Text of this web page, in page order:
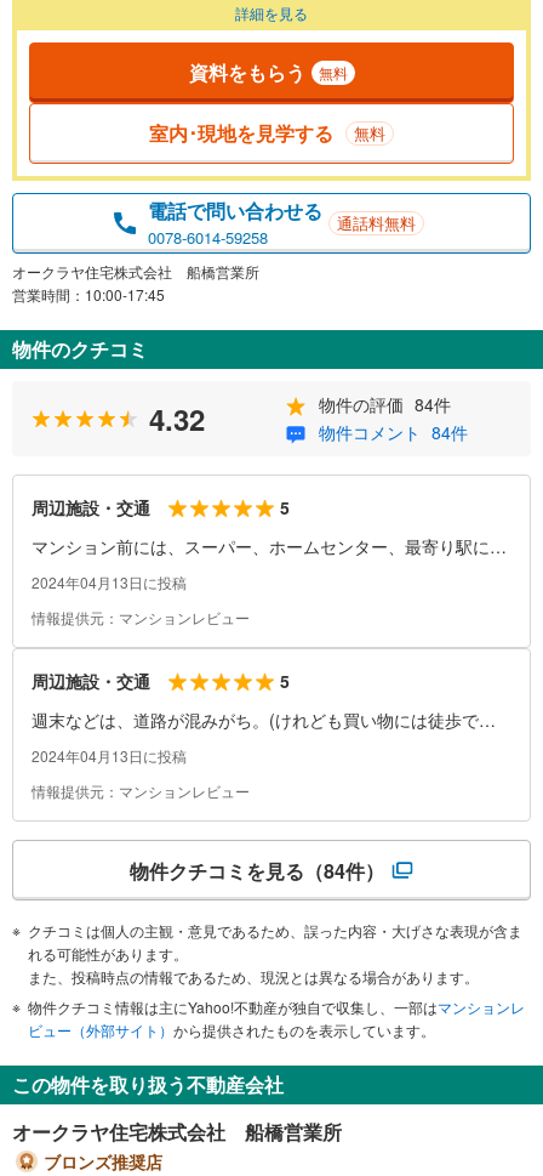
詳細を見る
資料をもらう 無料
室内･現地を見学する 無料
電話で問い合わせる
0078-6014-59258
通話料無料
オークラヤ住宅株式会社 船橋営業所
営業時間：10:00-17:45
物件のクチコミ
4.32 物件の評価 84件
物件コメント 84件
周辺施設・交通
5
マンション前には、スーパー、ホームセンター、最寄り駅には
大きなショッピングセンターがあり、買い物は大変便利。
2024年04月13日に投稿
情報提供元：マンションレビュー
周辺施設・交通
5
週末などは、道路が混みがち。(けれども買い物には徒歩で行
ける)
2024年04月13日に投稿
情報提供元：マンションレビュー
物件クチコミを見る （84件）
クチコミは個人の主観・意見であるため、誤った内容・大げさな表現が含ま
れる可能性があります。
また、投稿時点の情報であるため、現況とは異なる場合があります。
物件クチコミ情報は主にYahoo!不動産が独自で収集し、一部はマンションレ
ビュー（外部サイト） から提供されたものを表示しています。
この物件を取り扱う不動産会社
オークラヤ住宅株式会社 船橋営業所
ブロンズ推奨店